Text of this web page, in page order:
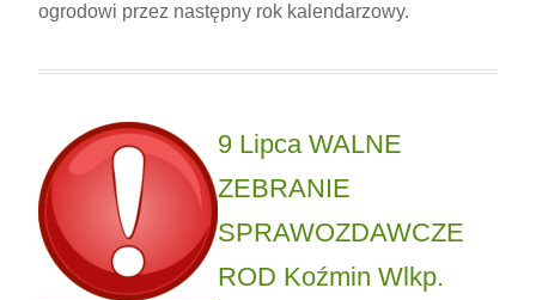
ogrodowi przez następny rok kalendarzowy.
9 Lipca WALNE
ZEBRANIE
SPRAWOZDAWCZE
ROD Koźmin Wlkp.